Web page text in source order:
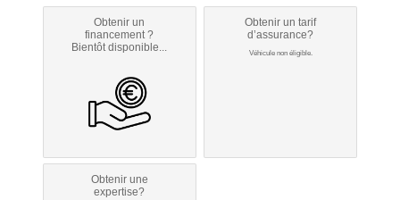
Obtenir un
financement ?
Bientôt disponible...
Obtenir un tarif
d’assurance?
Véhicule non éligible.
Obtenir une
expertise?